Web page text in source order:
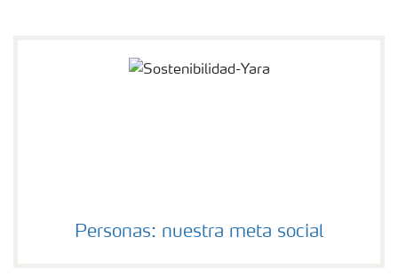
Personas: nuestra meta social